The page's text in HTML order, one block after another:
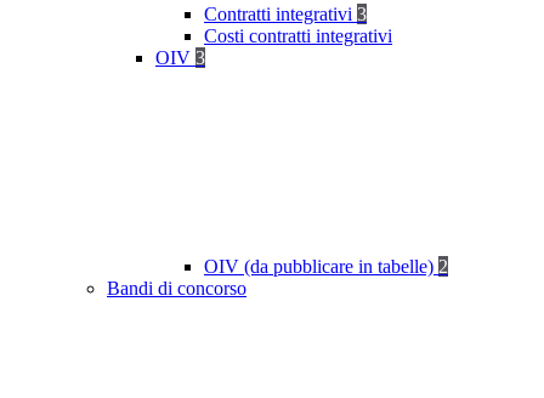
Contratti integrativi 3
Costi contratti integrativi
OIV 3
OIV (da pubblicare in tabelle) 2
Bandi di concorso